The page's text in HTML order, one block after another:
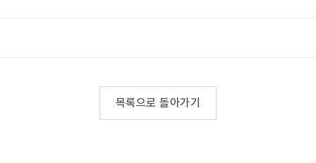
목록으로 돌아가기